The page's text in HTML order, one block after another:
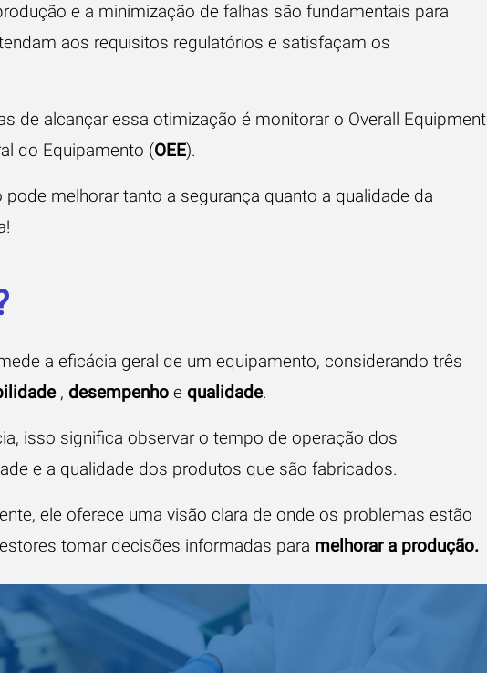
e a minimização de falhas são fundamentais para
aos requisitos regulatórios e satisfaçam os
de alcançar essa otimização é monitorar o Overall Equipment
do Equipamento (OEE).
melhorar tanto a segurança quanto a qualidade da
a eficácia geral de um equipamento, considerando três
, desempenhoe qualidade.
isso significa observar o tempo de operação dos
e a qualidade dos produtos que são fabricados.
ele oferece uma visão clara de onde os problemas estão
tomar decisões informadas para melhorar a produção.